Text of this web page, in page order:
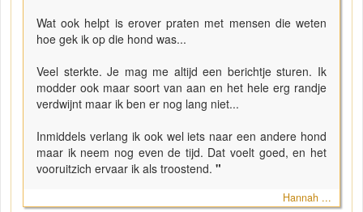
Wat ook helpt is erover praten met mensen die weten
hoe gek ik op die hond was...
Veel sterkte. Je mag me altijd een berichtje sturen. Ik
modder ook maar soort van aan en het hele erg randje
verdwijnt maar ik ben er nog lang niet...
Inmiddels verlang ik ook wel iets naar een andere hond
maar ik neem nog even de tijd. Dat voelt goed, en het
vooruitzich ervaar ik als troostend. "
Hannah ...